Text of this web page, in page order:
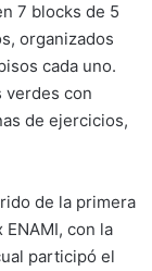
7 blocks de 5
organizados
cada uno.
verdes con
de ejercicios,
de la primera
con la
participó el